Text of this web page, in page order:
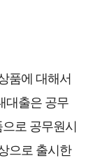
품에 대해서
대출은 공무
로 공무원시
으로 출시한